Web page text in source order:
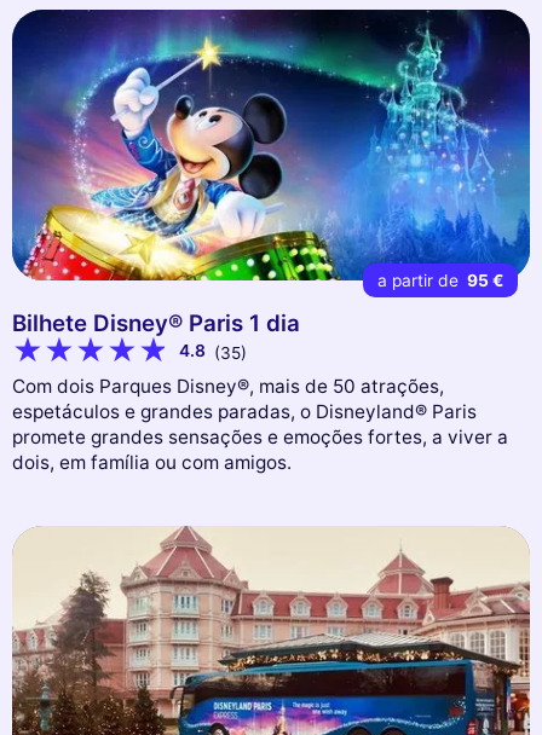
a partir de 95 €
Bilhete Disney® Paris 1 dia
4.8 (35)
Com dois Parques Disney®, mais de 50 atrações,
espetáculos e grandes paradas, o Disneyland® Paris
promete grandes sensações e emoções fortes, a viver a
dois, em família ou com amigos.